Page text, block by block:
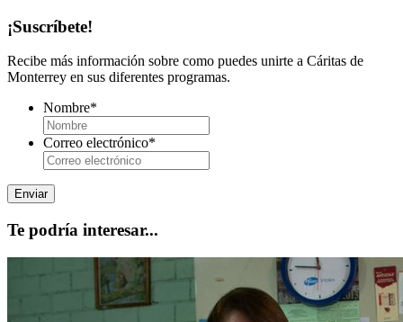
¡Suscríbete!
Recibe más información sobre como puedes unirte a Cáritas de
Monterrey en sus diferentes programas.
Nombre*
Correo electrónico*
Te podría interesar...